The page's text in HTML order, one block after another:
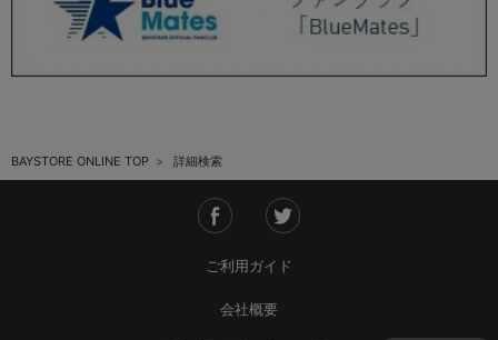
BAYSTORE ONLINE TOP 詳細検索
ご利用ガイド
会社概要